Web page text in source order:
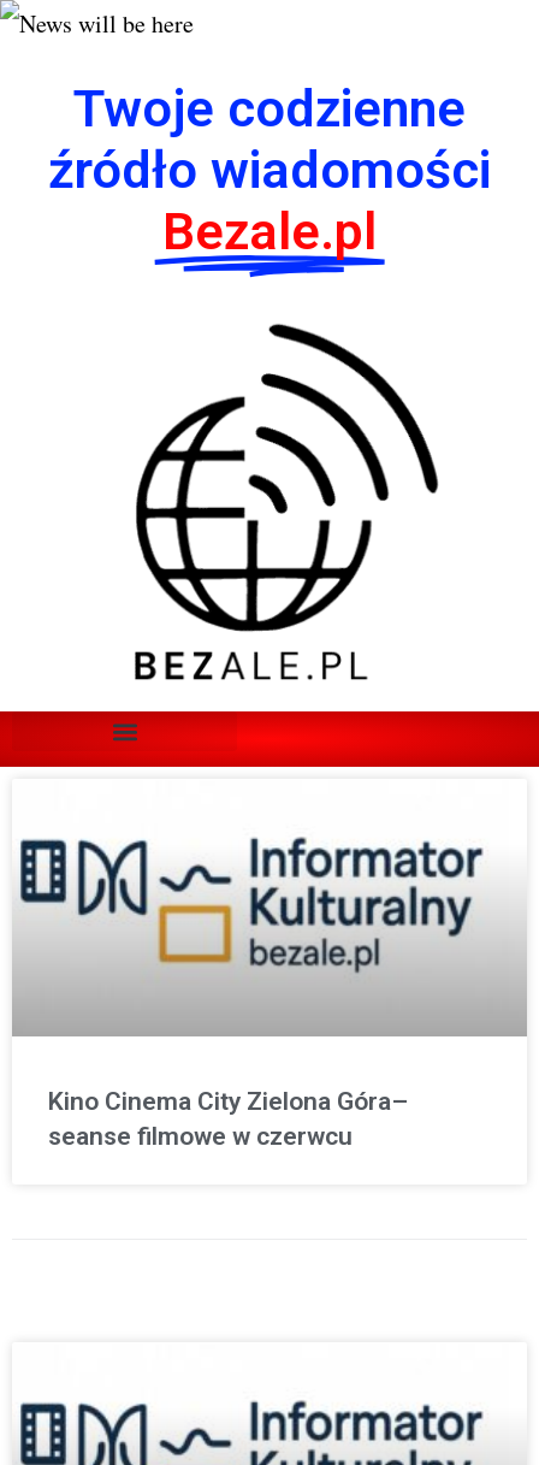
Twoje codzienne
źródło wiadomości
Bezale.pl
Kino Cinema City Zielona Góra–
seanse filmowe w czerwcu